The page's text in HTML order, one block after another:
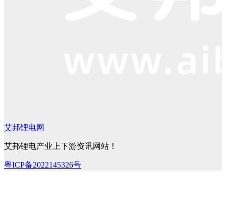
艾邦锂电网
艾邦锂电产业上下游资讯网站！
粤ICP备2022145326号